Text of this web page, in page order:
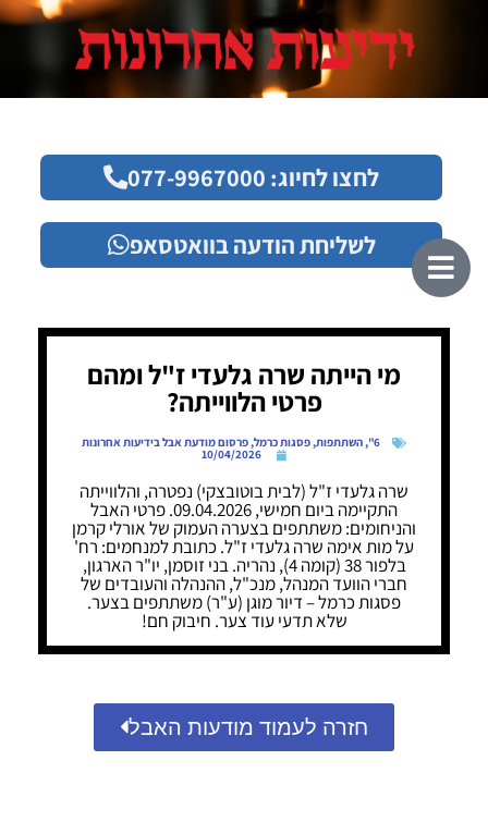
לחצו לחיוג: 077-9967000
לשליחת הודעה בוואטסאפ
מי הייתה שרה גלעדי ז"ל ומהם
פרטי הלווייתה?
6"
,השתתפות,פסגות כרמל,פרסום מודעת אבל בידיעות אחרונות
10/04/2026
שרה גלעדי ז"ל (לבית בוטובצקי) נפטרה, והלווייתה
התקיימה ביום חמישי, 09.04.2026. פרטי האבל
והניחומים: משתתפים בצערה העמוק של אורלי קרמן
על מות אימה שרה גלעדי ז"ל. כתובת למנחמים: רח'
בלפור 38 (קומה 4), נהריה. בני זוסמן, יו"ר הארגון,
חברי הוועד המנהל, מנכ"ל, ההנהלה והעובדים של
פסגות כרמל – דיור מוגן (ע"ר) משתתפים בצער.
שלא תדעי עוד צער. חיבוק חם!
חזרה לעמוד מודעות האבל